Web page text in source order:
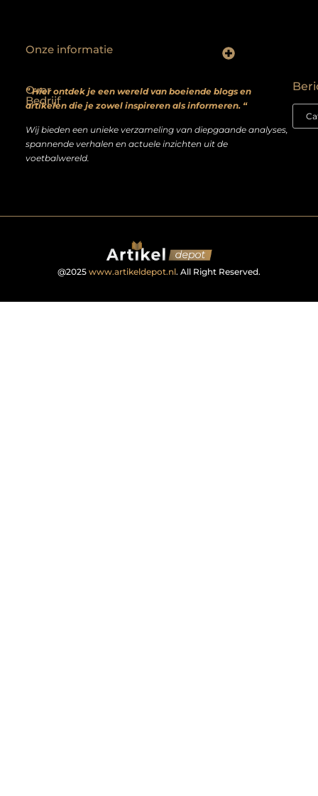
Over
Bedrijf
” Hier ontdek je een wereld van boeiende blogs en
artikelen die je zowel inspireren als informeren. “
Wij bieden een unieke verzameling van diepgaande analyses,
spannende verhalen en actuele inzichten uit de
voetbalwereld.
Onze informatie
@2025 www.artikeldepot.nl. All Right Reserved.